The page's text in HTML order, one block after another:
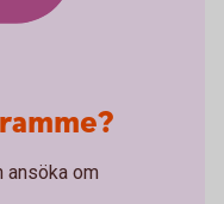
ansöka om